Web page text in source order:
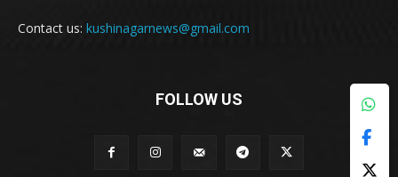
Contact us: kushinagarnews@gmail.com
FOLLOW US